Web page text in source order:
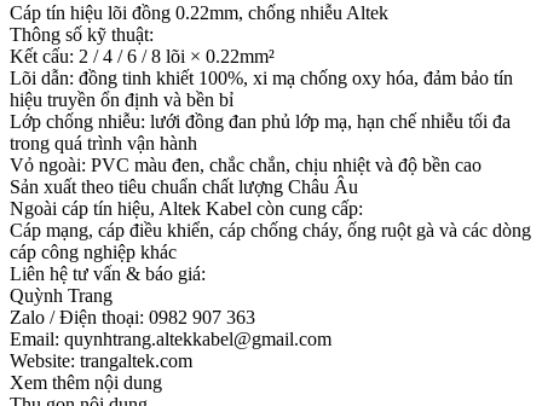
Cáp tín hiệu lõi đồng 0.22mm, chống nhiễu Altek
Thông số kỹ thuật:
Kết cấu: 2 / 4 / 6 / 8 lõi × 0.22mm²
Lõi dẫn: đồng tinh khiết 100%, xi mạ chống oxy hóa, đảm bảo tín
hiệu truyền ổn định và bền bỉ
Lớp chống nhiễu: lưới đồng đan phủ lớp mạ, hạn chế nhiễu tối đa
trong quá trình vận hành
Vỏ ngoài: PVC màu đen, chắc chắn, chịu nhiệt và độ bền cao
Sản xuất theo tiêu chuẩn chất lượng Châu Âu
Ngoài cáp tín hiệu, Altek Kabel còn cung cấp:
Cáp mạng, cáp điều khiển, cáp chống cháy, ống ruột gà và các dòng
cáp công nghiệp khác
Liên hệ tư vấn & báo giá:
Quỳnh Trang
Zalo / Điện thoại: 0982 907 363
Email: quynhtrang.altekkabel@gmail.com
Website: trangaltek.com
Xem thêm nội dung